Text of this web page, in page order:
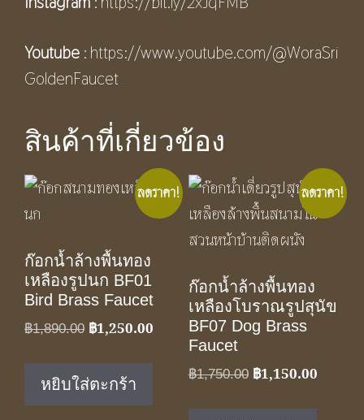
Youtube : https://www.youtube.com/@WoraSri
GoldenFaucet
สินค้าที่เกี่ยวข้อง
ลดราคา!
ก๊อกน้ำล้างพื้นทอง
เหลืองรูปนก BF01
Bird Brass Faucet
฿1,890.00 Original
฿1,890.00.
฿1,250.00 Current
หยิบใส่ตะกร้า
ลดราคา!
ก๊อกน้ำล้างพื้นทอง
เหลืองโบราณรูปสุนัข
BF07 Dog Brass
Faucet
฿1,750.00 Original
฿1,150.00Current